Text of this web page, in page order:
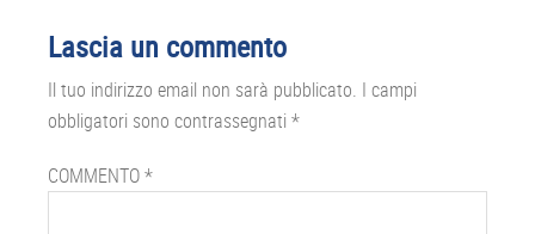
Interazioni
del
lettore
Lascia un commento
Il tuo indirizzo email non sarà pubblicato. I campi
obbligatori sono contrassegnati *
COMMENTO*